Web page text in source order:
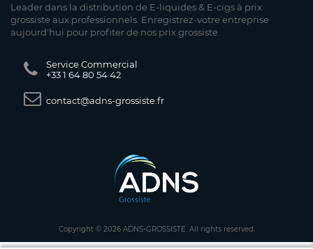
Leader dans la distribution de E-liquides & E-cigs à prix
grossiste aux professionnels. Enregistrez-votre entreprise
aujourd'hui pour profiter de nos prix grossiste.
Service Commercial
+33 1 64 80 54 42
contact@adns-grossiste.fr
Copyright © 2026 ADNS-GROSSISTE. All rights reserved.